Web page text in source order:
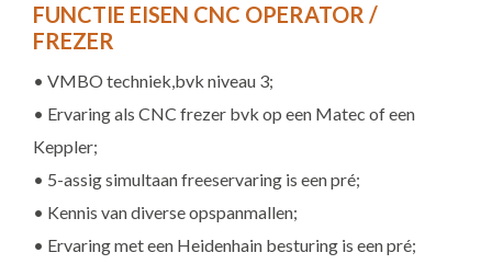
FUNCTIE EISEN CNC OPERATOR /
FREZER
• VMBO techniek,bvk niveau 3;
• Ervaring als CNC frezer bvk op een Matec of een
Keppler;
• 5-assig simultaan freeservaring is een pré;
• Kennis van diverse opspanmallen;
• Ervaring met een Heidenhain besturing is een pré;